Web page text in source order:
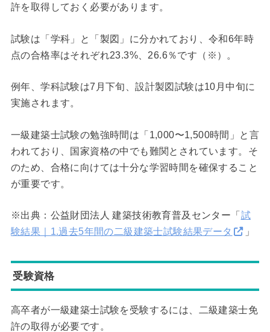
許を取得しておく必要があります。
試験は「学科」と「製図」に分かれており、令和6年時
点の合格率はそれぞれ23.3%、26.6％です（※）。
例年、学科試験は7月下旬、設計製図試験は10月中旬に
実施されます。
一級建築士試験の勉強時間は「1,000〜1,500時間」と言
われており、国家資格の中でも難関とされています。そ
のため、合格に向けては十分な学習時間を確保すること
が重要です。
※出典：公益財団法人 建築技術教育普及センター「 試
験結果｜1.過去5年間の二級建築士試験結果データ
」
受験資格
高卒者が一級建築士試験を受験するには、二級建築士免
許の取得が必要です。